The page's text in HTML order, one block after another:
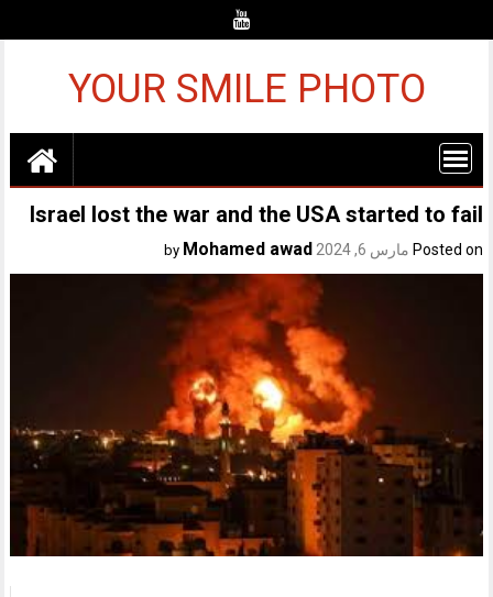
YOUR SMILE PHOTO
Israel lost the war and the USA started to fail
Posted on مارس 6, 2024 Mohamed awad